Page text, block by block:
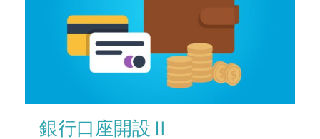
銀行口座開設Ⅱ